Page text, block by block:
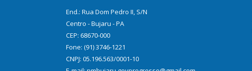
End.: Rua Dom Pedro II, S/N
Centro - Bujaru - PA
CEP: 68670-000
Fone: (91) 3746-1221
CNPJ: 05.196.563/0001-10